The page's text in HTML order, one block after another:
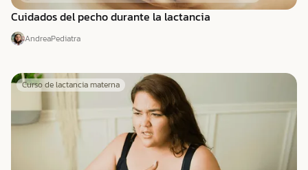
Cuidados del pecho durante la lactancia
AndreaPediatra
Curso de lactancia materna